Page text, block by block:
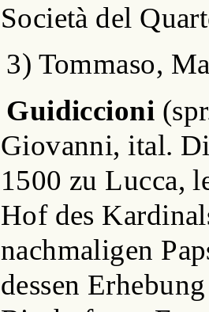
Società del
3) Tommaso,
Guidiccioni
Giovanni, ital.
1500 zu Lucca,
Hof des
nachmaligen
dessen